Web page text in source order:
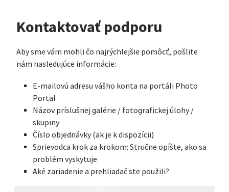
Kontaktovať podporu
Aby sme vám mohli čo najrýchlejšie pomôcť, pošlite
nám nasledujúce informácie:
E-mailovú adresu vášho konta na portáli Photo
Portal
Názov príslušnej galérie / fotografickej úlohy /
skupiny
Číslo objednávky (ak je k dispozícii)
Sprievodca krok za krokom: Stručne opíšte, ako sa
problém vyskytuje
Aké zariadenie a prehliadač ste použili?